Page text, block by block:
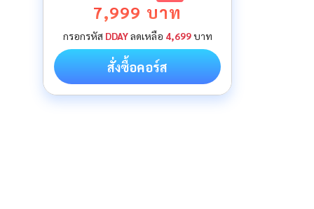
7,999 บาท
กรอกรหัส DDAYลดเหลือ 4,699บาท
สั่งซื้อคอร์ส